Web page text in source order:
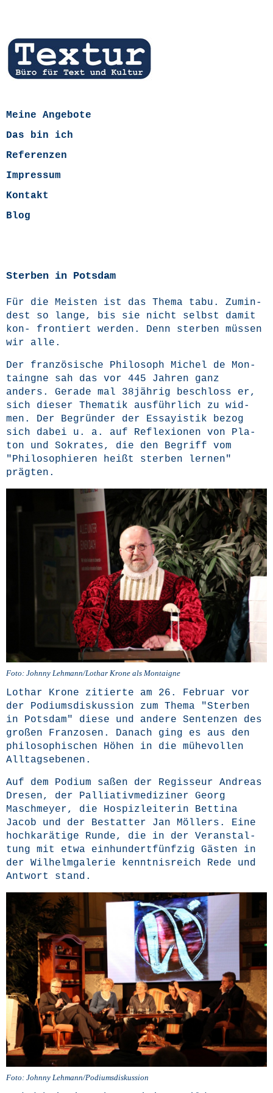
Meine Angebote
Das bin ich
Referenzen
Impressum
Kontakt
Blog
Sterben in Potsdam
Für die Meis­ten ist das The­ma tabu. Zumin­
dest so lan­ge, bis sie nicht selbst damit
kon- fron­tiert wer­den. Denn ster­ben müs­sen
wir alle.
Der fran­zö­si­sche Phi­lo­soph Michel de Mon­
taing­ne sah das vor 445 Jah­ren ganz
anders. Gera­de mal 38jährig beschloss er,
sich die­ser The­ma­tik aus­führ­lich zu wid­
men. Der Begrün­der der Essay­is­tik bezog
sich dabei u. a. auf Refle­xio­nen von Pla­
ton und Sokra­tes, die den Begriff vom
"Phi­lo­so­phie­ren heißt ster­ben ler­nen"
prägten.
Foto: John­ny Lehmann/Lothar Kro­ne als Montaigne
Lothar Kro­ne zitier­te am 26. Febru­ar vor
der Podi­ums­dis­kus­si­on zum The­ma "Ster­ben
in Pots­dam" die­se und ande­re Sen­ten­zen des
gro­ßen Fran­zo­sen. Danach ging es aus den
phi­lo­so­phi­schen Höhen in die mühe­vol­len
Alltagsebenen.
Auf dem Podi­um saßen der Regis­seur Andre­as
Dre­sen, der Pal­lia­tiv­me­di­zi­ner Georg
Maschmey­er, die Hos­piz­lei­te­rin Bet­ti­na
Jacob und der Bestat­ter Jan Möl­lers. Eine
hoch­ka­rä­ti­ge Run­de, die in der Ver­an­stal­
tung mit etwa ein­hun­dert­fünf­zig Gäs­ten in
der Wil­helm­ga­le­rie kennt­nis­reich Rede und
Ant­wort stand.
Foto: John­ny Lehmann/Podiumsdiskussion